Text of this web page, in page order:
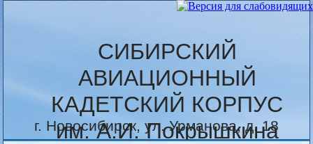
СИБИРСКИЙ
АВИАЦИОННЫЙ
КАДЕТСКИЙ КОРПУС
им. А.И. Покрышкина
г. Новосибирск, ул. Урманова, д. 18